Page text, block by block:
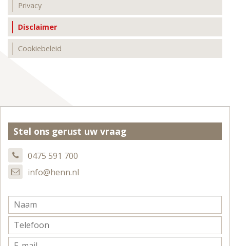
Privacy
Disclaimer
Cookiebeleid
Stel ons gerust uw vraag
0475 591 700
info@henn.nl